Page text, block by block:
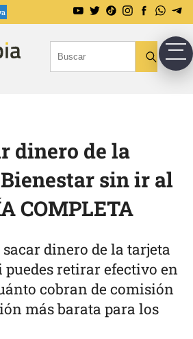
dinero de la
sin ir al
COMPLETA
dinero de la tarjeta
puedes retirar efectivo en
cobran de comisión
más barata para los